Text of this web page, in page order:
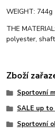
WEIGHT: 744g
THE
polyester,
Zboží
Sportovní
SALE up to
Sportovní